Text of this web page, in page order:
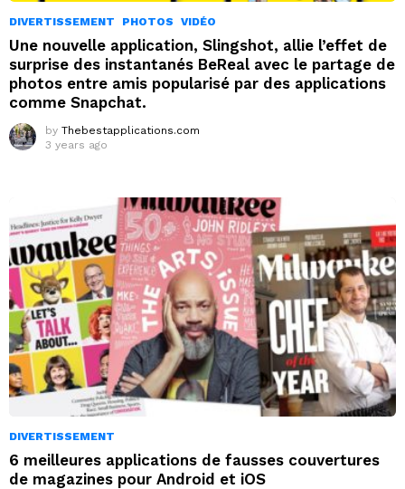
DIVERTISSEMENT PHOTOS VIDÉO
Une nouvelle application, Slingshot, allie l’effet de
surprise des instantanés BeReal avec le partage de
photos entre amis popularisé par des applications
comme Snapchat.
by Thebestapplications.com
3 years ago
DIVERTISSEMENT
6 meilleures applications de fausses couvertures
de magazines pour Android et iOS